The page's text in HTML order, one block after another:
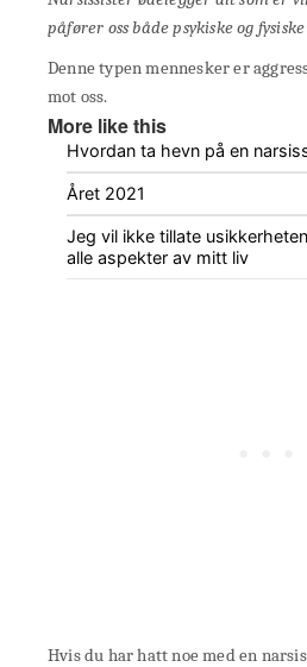
påfører oss både psykiske og
Denne typen mennesker er
mot oss.
More like this
Hvordan ta hevn på en
Året 2021
Jeg vil ikke tillate
alle aspekter av mitt liv
Hvis du har hatt noe med en